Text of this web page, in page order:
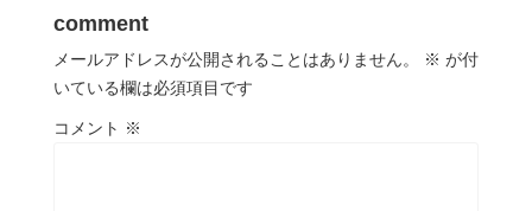
comment
メールアドレスが公開されることはありません。 ※ が付
いている欄は必須項目です
コメント ※